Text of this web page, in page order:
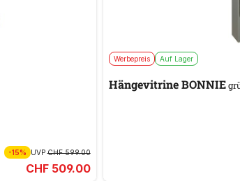
-15% UVPCHF 599.00
CHF 509.00
Werbepreis Auf Lager
Hängevitrine BONNIE